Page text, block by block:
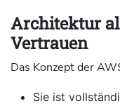
Architektur
Vertrauen
Das Konzept der
Sie ist